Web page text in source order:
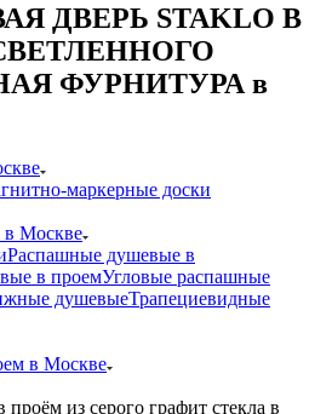
ДВЕРЬ STAKLO В
ФУРНИТУРА в
маркерные доски
в Москве
Распашные душевые в
в проемУгловые распашные
душевыеТрапециевидные
в Москве
из серого графит стекла в